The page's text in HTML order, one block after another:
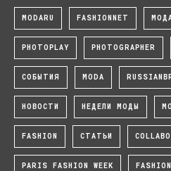
MODARU FASHIONNET
PHOTOPLAY PHOTOGRAPHER
СОБЫТИЯ MODA
НОВОСТИ НЕДЕЛИ МОДЫ
FASHION СТАТЬИ
PARIS FASHION WEEK